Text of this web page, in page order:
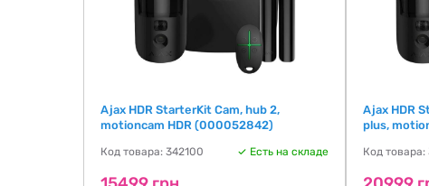
Ajax HDR StarterKit Cam, hub 2,
motioncam HDR (000052842)
Код товара: 342100 Есть на складе
Ajax HDR
plus,
Код